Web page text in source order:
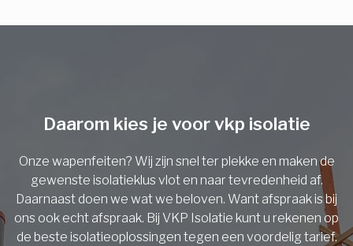
Vorige
Daarom kies je voor vkp isolatie
Onze wapenfeiten? Wij zijn snel ter plekke en maken de
gewenste isolatieklus vlot en naar tevredenheid af.
Daarnaast doen we wat we beloven. Want afspraak is bij
ons ook echt afspraak. Bij VKP Isolatie kunt u rekenen op
de beste isolatieoplossingen tegen een voordelig tarief.